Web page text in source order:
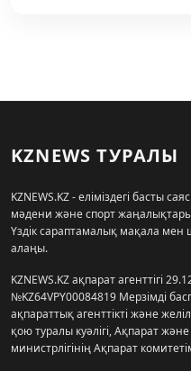
KZNEWS ТУРАЛЫ
KZNEWS.KZ - еліміздегі басты
мәдени және спорт
Үздік сараптамалық мақала
алаңы.
KZNEWS.KZ ақпарат агенттігі
№KZ64VPY00084819 Мерзімді
ақпараттық агенттікті және
қою туралы куәлігі, Ақпарат
министрлігінің Ақпарат